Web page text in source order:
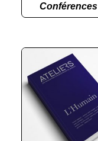
Conférences